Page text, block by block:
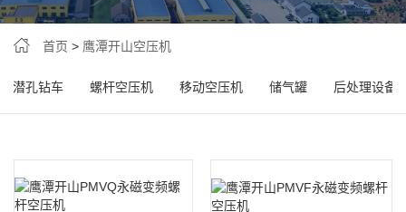
首页 > 鹰潭开山空压机
潜孔钻车 螺杆空压机 移动空压机 储气罐 后处理设备